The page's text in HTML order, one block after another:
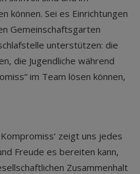
können. Sei es Einrichtungen
Gemeinschaftsgarten
unterstützen: die
die Jugendliche während
im Team lösen können,
zeigt uns jedes
Freude es bereiten kann,
Zusammenhalt